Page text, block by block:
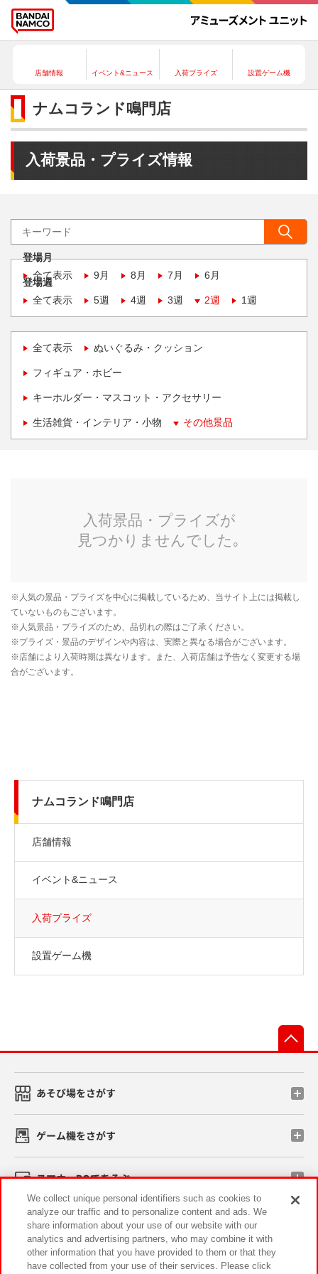
店舗情報 イベント&ニュース 入荷プライズ 設置ゲーム機
ナムコランド鳴門店
入荷景品・プライズ情報
登場月
全て表示
9月 8月 7月 6月
登場週
全て表示
5週 4週 3週 2週 1週
全て表示 ぬいぐるみ・クッション
フィギュア・ホビー
キーホルダー・マスコット・アクセサリー
生活雑貨・インテリア・小物 その他景品
ナムコランド鳴門店
店舗情報
イベント&ニュース
入荷プライズ
設置ゲーム機
あそび場をさがす
ゲーム機をさがす
スマホ・PCであそぶ
イベント・キャンペーン
We collect unique personal identifiers such as cookies to
analyze our traffic and to personalize content and ads. We
share information about your use of our website with our
analytics and advertising partners, who may combine it with
other information that you have provided to them or that they
have collected from your use of their services. Please click